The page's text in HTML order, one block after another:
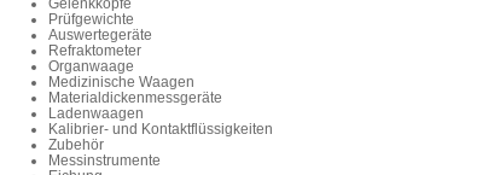
Gelenkköpfe
Prüfgewichte
Auswertegeräte
Refraktometer
Organwaage
Medizinische Waagen
Materialdickenmessgeräte
Ladenwaagen
Kalibrier- und Kontaktflüssigkeiten
Zubehör
Messinstrumente